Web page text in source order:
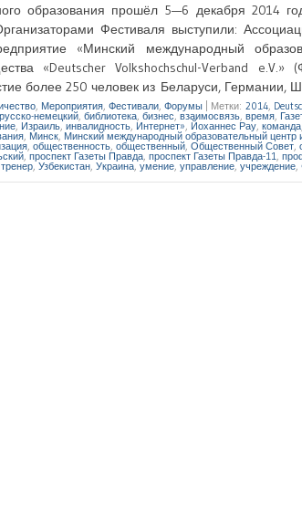
образования прошёл 5—6 декабря 2014
Фестиваля выступили:
«Минский международный
«Deutscher Volkshochschul-Verband
более 250 человек из Беларуси, Германии,
Мероприятия Фестивали Форумы Метки: 2014
немецкий библиотека бизнес ,взаимосвязь время
Израиль, инвалидность Интернет» Йоханнес Рау команда
Минск, Минский международный образовательный
общественность общественный Общественный Совет
,проспект Газеты Правда проспект Газеты Правда-11
тренер,Узбекистан Украина ,умение управление, учреждение